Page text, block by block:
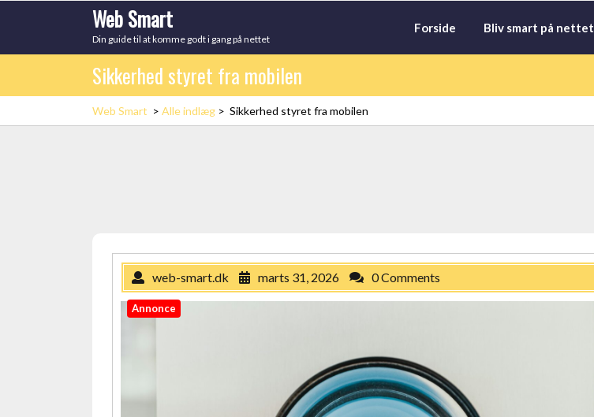
Web Smart
Din guide til at komme godt i gang på nettet
Forside Bliv smart på nettet
Sikkerhed styret fra mobilen
Web Smart > Alle indlæg > Sikkerhed styret fra mobilen
web-smart.dk marts 31, 2026 0 Comments
Annonce